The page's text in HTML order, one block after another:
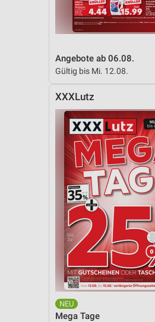
Angebote ab 06.08.
Gültig bis Mi. 12.08.
XXXLutz
Mega Tage
Verwendung von Profilen zur
Messung der Performance von
Analyse von Zielgruppen durch
Entwicklung und Verbesserung der
Verwendung reduzierter Daten zur
IAB-Besonderheiten:
Verwendung genauer
Geräte anhand von aktiv
Nicht-IAB-Verarbeitungszwecke:
Performance
Funktional